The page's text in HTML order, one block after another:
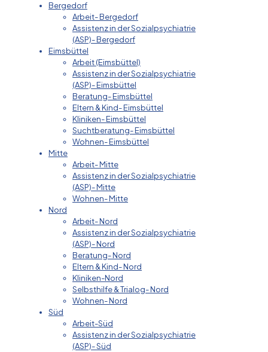
Bergedorf
Arbeit- Bergedorf
Assistenz in der Sozialpsychiatrie
(ASP)- Bergedorf
Eimsbüttel
Arbeit (Eimsbüttel)
Assistenz in der Sozialpsychiatrie
(ASP)- Eimsbüttel
Beratung- Eimsbüttel
Eltern & Kind- Eimsbüttel
Kliniken- Eimsbüttel
Suchtberatung- Eimsbüttel
Wohnen- Eimsbüttel
Mitte
Arbeit- Mitte
Assistenz in der Sozialpsychiatrie
(ASP)- Mitte
Wohnen- Mitte
Nord
Arbeit- Nord
Assistenz in der Sozialpsychiatrie
(ASP)- Nord
Beratung- Nord
Eltern & Kind- Nord
Kliniken-Nord
Selbsthilfe & Trialog- Nord
Wohnen- Nord
Süd
Arbeit-Süd
Assistenz in der Sozialpsychiatrie
(ASP)- Süd